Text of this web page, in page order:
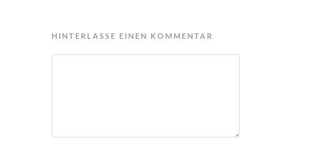
HINTERLASSE EINEN KOMMENTAR